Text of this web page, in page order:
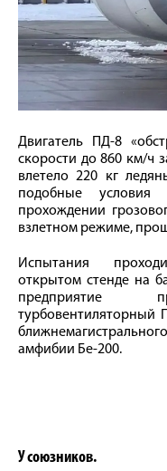
Двигатель ПД-8
скорости до 860 км/ч
влетело 220 кг
подобные
прохождении
взлетном режиме,
Испытания
открытом стенде на
предприятие
турбовентиляторный
амфибии Бе-200.
У союзников.